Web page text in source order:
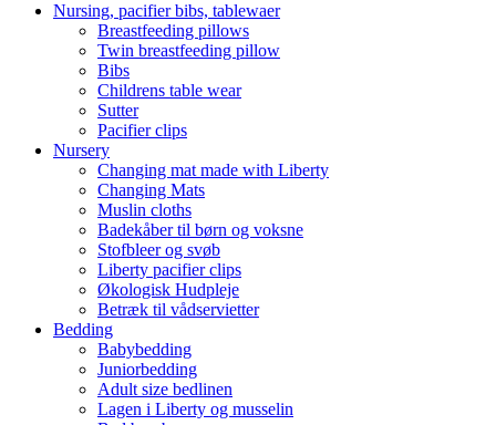
Nursing, pacifier bibs, tablewaer
Breastfeeding pillows
Twin breastfeeding pillow
Bibs
Childrens table wear
Sutter
Pacifier clips
Nursery
Changing mat made with Liberty
Changing Mats
Muslin cloths
Badekåber til børn og voksne
Stofbleer og svøb
Liberty pacifier clips
Økologisk Hudpleje
Betræk til vådservietter
Bedding
Babybedding
Juniorbedding
Adult size bedlinen
Lagen i Liberty og musselin